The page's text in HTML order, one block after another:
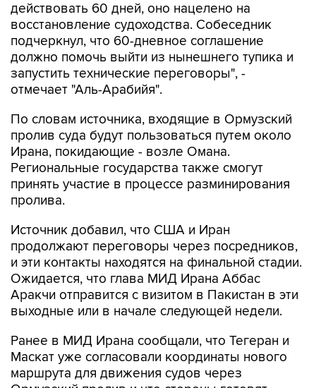
действовать 60 дней, оно нацелено на
восстановление судоходства. Собеседник
подчеркнул, что 60-дневное соглашение
должно помочь выйти из нынешнего тупика и
запустить технические переговоры", -
отмечает "Аль-Арабийя".
По словам источника, входящие в Ормузский
пролив суда будут пользоваться путем около
Ирана, покидающие - возле Омана.
Региональные государства также смогут
принять участие в процессе разминирования
пролива.
Источник добавил, что США и Иран
продолжают переговоры через посредников,
и эти контакты находятся на финальной стадии.
Ожидается, что глава МИД Ирана Аббас
Аракчи отправится с визитом в Пакистан в эти
выходные или в начале следующей недели.
Ранее в МИД Ирана сообщали, что Тегеран и
Маскат уже согласовали координаты нового
маршрута для движения судов через